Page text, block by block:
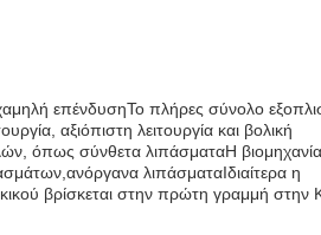
χαμηλή επένδυσηΤο πλήρες σύνολο
αξιόπιστη λειτουργία και βολική
όπως σύνθετα λιπάσματαΗ
λιπάσματαΙδιαίτερα η
βρίσκεται στην πρώτη γραμμή στην